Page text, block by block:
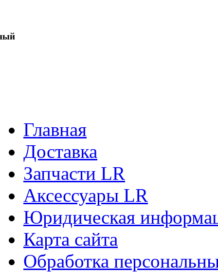
Главная
Доставка
Запчасти LR
Аксессуары LR
Юридическая
Карта сайта
Обработка